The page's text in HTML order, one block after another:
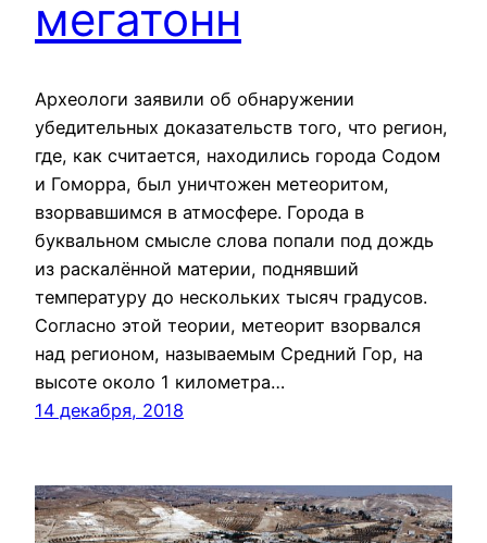
мегатонн
Археологи заявили об обнаружении
убедительных доказательств того, что регион,
где, как считается, находились города Содом
и Гоморра, был уничтожен метеоритом,
взорвавшимся в атмосфере. Города в
буквальном смысле слова попали под дождь
из раскалённой материи, поднявший
температуру до нескольких тысяч градусов.
Согласно этой теории, метеорит взорвался
над регионом, называемым Средний Гор, на
высоте около 1 километра…
14 декабря, 2018